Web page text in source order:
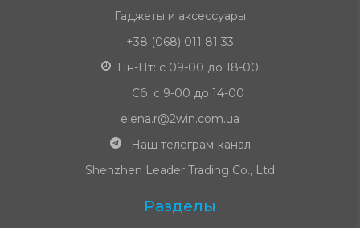
Гаджеты и аксессуары
+38 (068) 011 81 33
Пн-Пт: с 09-00 до 18-00
Сб: с 9-00 до 14-00
elena.r@2win.com.ua
Наш телеграм-канал
Shenzhen Leader Trading Co., Ltd
Разделы